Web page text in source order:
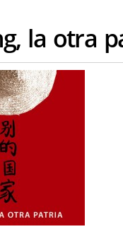
la otra